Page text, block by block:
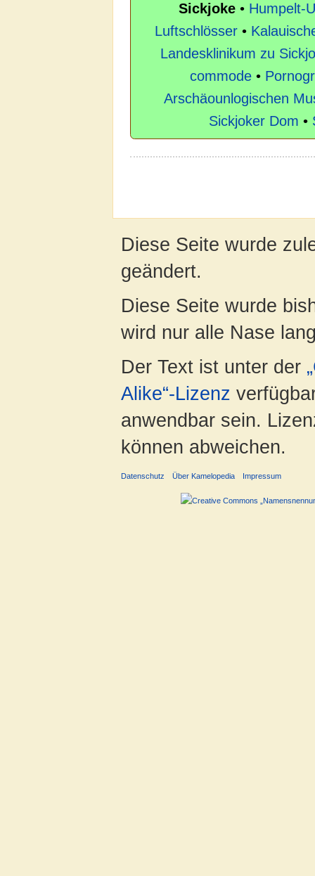
Sickjoke• Humpelt-
Luftschlösser •
Landesklinikum zu
commode•
Arschäounlogischen
Sickjoker Dom •
Diese Seite wurde
geändert.
Diese Seite wurde
wird nur alle Nase
Der Text ist unter der
Alike“-Lizenz
anwendbar sein.
können abweichen.
Datenschutz Über Kamelopedia Impressum